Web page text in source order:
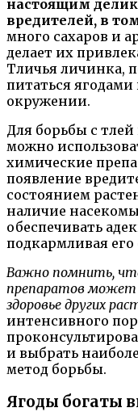
настоящим
вредителей, в
много сахаров и
делает их
Тличья личинка,
питаться
окружении.
Для борьбы с
можно
химические
появление
состоянием
наличие
обеспечивать
подкармливая
Важно помнить, что
препаратов может
здоровье других
интенсивного
и выбрать
метод борьбы.
Ягоды богаты